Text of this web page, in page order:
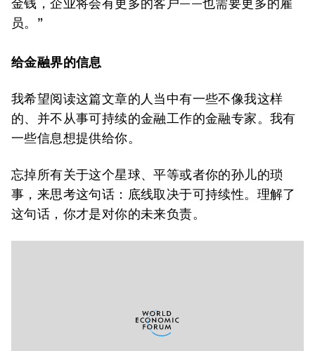
金钱，企业将会有更多的客户——也需要更多的雇
员。”
给金融界的信息
我希望阅读这篇文章的人当中有一些不像我这样
的、并不从事可持续的金融工作的金融专家。我有
一些信息想提供给你。
忘掉所有关于这个星球、平等或者你的孙儿的琐
事，来思考这句话：底线取决于可持续性。理解了
这句话，你才是对你的未来负责。